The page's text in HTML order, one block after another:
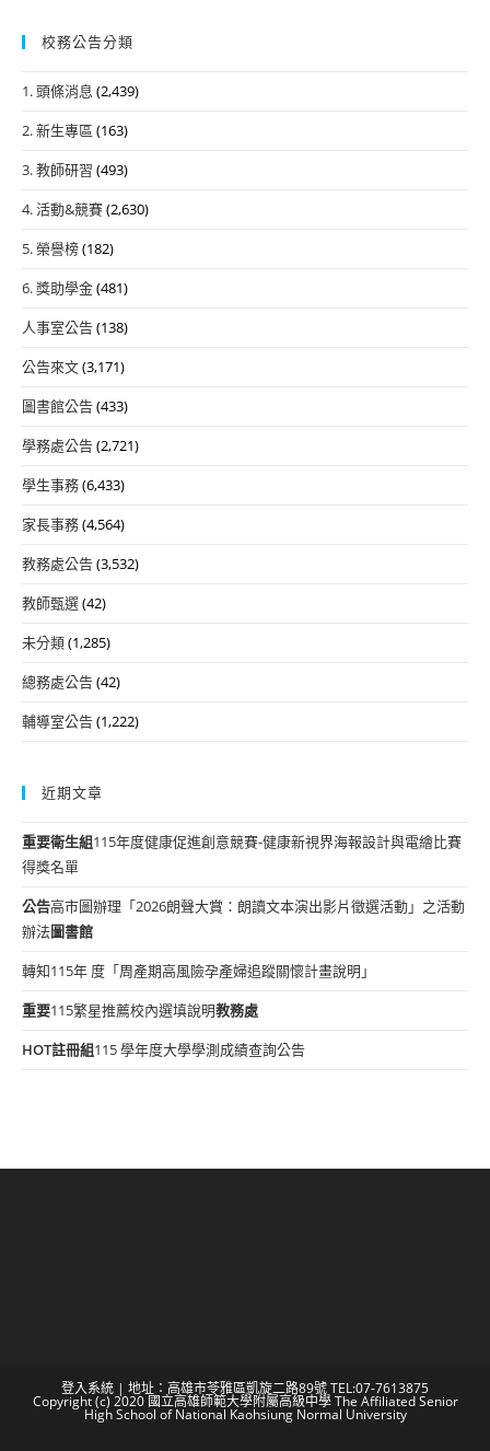
校務公告分類
1. 頭條消息 (2,439)
2. 新生專區 (163)
3. 教師研習 (493)
4. 活動&競賽(2,630)
5. 榮譽榜(182)
6. 獎助學金(481)
人事室公告(138)
公告來文(3,171)
圖書館公告(433)
學務處公告(2,721)
學生事務(6,433)
家長事務(4,564)
教務處公告(3,532)
教師甄選(42)
未分類(1,285)
總務處公告(42)
輔導室公告(1,222)
近期文章
重要衛生組115年度健康促進創意競賽-健康新視界海報設計與電繪比賽
得獎名單
公告高市圖辦理「2026朗聲大賞：朗讀文本演出影片徵選活動」之活動
辦法圖書館
轉知115年 度「周產期高風險孕產婦追蹤關懷計畫說明」
重要115繁星推薦校內選填說明教務處
HOT註冊組115 學年度大學學測成績查詢公告
登入系統 | 地址：高雄市苓雅區凱旋二路89號 TEL:07-7613875
Copyright (c) 2020 國立高雄師範大學附屬高級中學 The Affiliated Senior
High School of National Kaohsiung Normal University